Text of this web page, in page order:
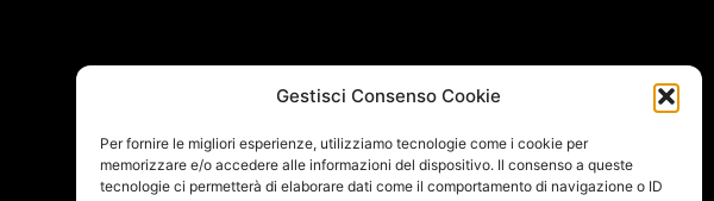
Gestisci Consenso Cookie
Per fornire le migliori esperienze, utilizziamo tecnologie come i cookie per
memorizzare e/o accedere alle informazioni del dispositivo. Il consenso a queste
tecnologie ci permetterà di elaborare dati come il comportamento di navigazione o ID